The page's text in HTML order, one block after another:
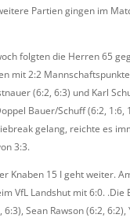
Partien gingen im
folgten die Herren 65
mit 2:2
(6:2, 6:3) und Karl
Bauer/Schuff (6:2, 1:6,
gelang, reichte es
3:3.
Knaben 15 I geht weiter.
VfL Landshut mit 6:0. .Die
Sean Rawson (6:2, 6:2),